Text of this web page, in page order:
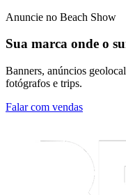
Anuncie no Beach Show
Sua marca onde o
Banners, anúncios
fotógrafos e trips.
Falar com vendas